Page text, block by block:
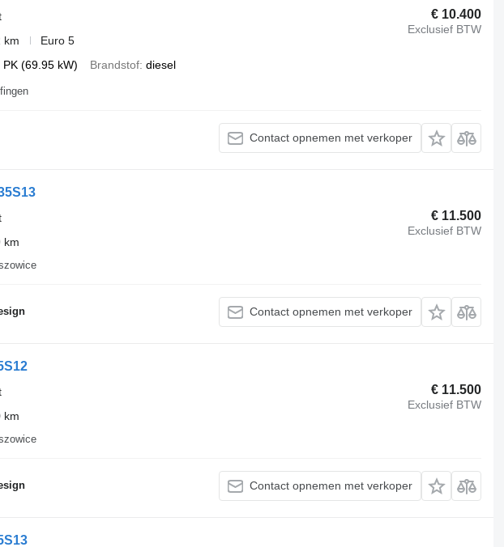
€ 10.400
Exclusief BTW
km
Euro 5
PK (69.95 kW) Brandstof diesel
Contact opnemen met verkoper
€ 11.500
Exclusief BTW
km
Contact opnemen met verkoper
€ 11.500
Exclusief BTW
km
Contact opnemen met verkoper